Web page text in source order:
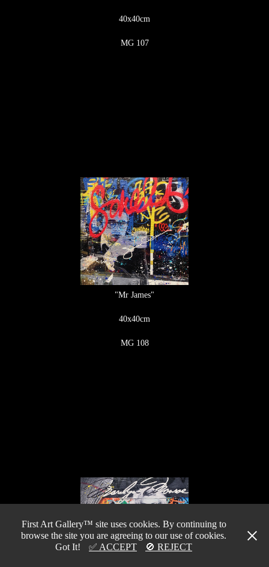
40x40cm
MG 107
"Mr James"
40x40cm
MG 108
First Art Gallery™ site uses cookies. By continuing to
browse the site you are agreeing to our use of cookies.
Got It!
✅ ACCEPT 🚫 REJECT